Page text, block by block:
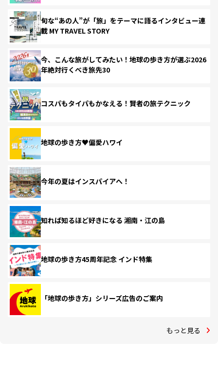
旬な“あの人”が「旅」をテーマに語るインタビュー連
載 MY TRAVEL STORY
今、こんな旅がしてみたい！地球の歩き方が選ぶ2026
年絶対行くべき旅先30
コスパもタイパもかなえる！賢者の旅テクニック
地球の歩き方♥偏愛ハワイ
今年の夏はインスパイアへ！
知れば知るほど好きになる 湘南・江の島
地球の歩き方45周年記念 インド特集
「地球の歩き方」シリーズ広告のご案内
もっと見る